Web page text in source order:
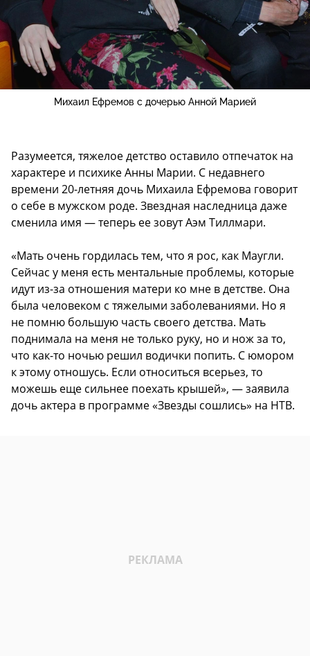
Михаил Ефремов с дочерью Анной Марией
Разумеется, тяжелое детство оставило отпечаток на
характере и психике Анны Марии. С недавнего
времени 20-летняя дочь Михаила Ефремова говорит
о себе в мужском роде. Звездная наследница даже
сменила имя — теперь ее зовут Аэм Тиллмари.
«Мать очень гордилась тем, что я рос, как Маугли.
Сейчас у меня есть ментальные проблемы, которые
идут из-за отношения матери ко мне в детстве. Она
была человеком с тяжелыми заболеваниями. Но я
не помню большую часть своего детства. Мать
поднимала на меня не только руку, но и нож за то,
что как-то ночью решил водички попить. С юмором
к этому отношусь. Если относиться всерьез, то
можешь еще сильнее поехать крышей», — заявила
дочь актера в программе «Звезды сошлись» на НТВ.